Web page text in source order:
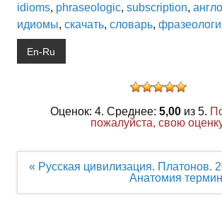
idioms, phraseologic, subscription,
идиомы, скачать, словарь,
En-Ru
Оценок: 4. Среднее: 5,00из 5.
пожалуйста, свою
Навигация
« Русская цивилизация. Платонов.
Анатомия